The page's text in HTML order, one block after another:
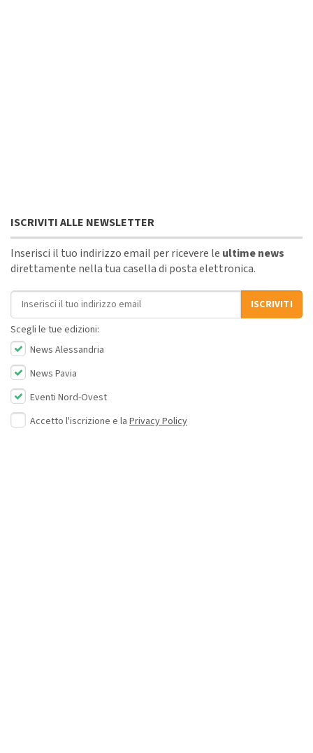
ISCRIVITI ALLE NEWSLETTER
Inserisci il tuo indirizzo email per ricevere le ultime news
direttamente nella tua casella di posta elettronica.
Indirizzo email
ISCRIVITI
Scegli le tue edizioni:
News Alessandria
News Pavia
Eventi Nord-Ovest
Accetto l'iscrizione e la Privacy Policy